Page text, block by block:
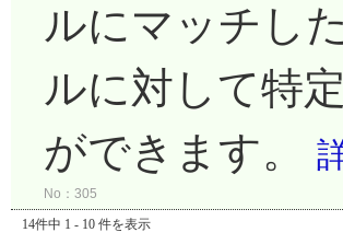
ルにマッチし
ルに対して特
ができます。
No：305
14件中 1 - 10 件を表示